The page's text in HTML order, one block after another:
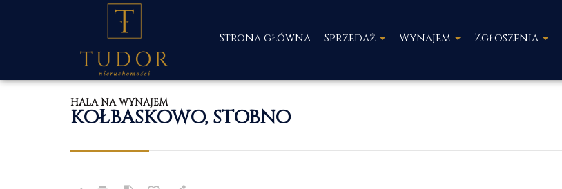
Strona główna Sprzedaż Wynajem Zgłoszenia
KOŁBASKOWO, STOBNO
HALA NA WYNAJEM